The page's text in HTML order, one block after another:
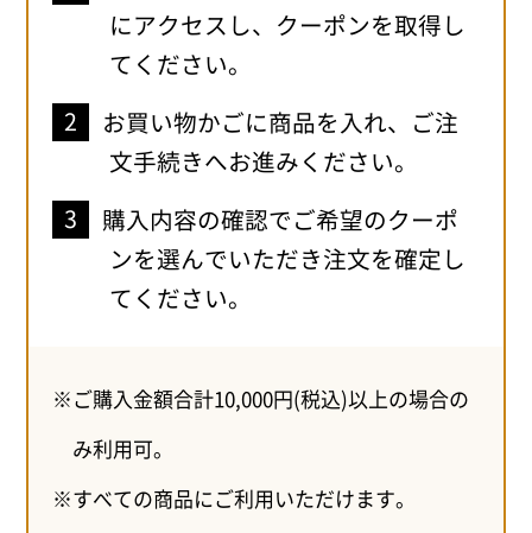
にアクセスし、クーポンを取得し
てください。
お買い物かごに商品を入れ、ご注
文手続きへお進みください。
購入内容の確認でご希望のクーポ
ンを選んでいただき注文を確定し
てください。
ご購入金額合計10,000円(税込)以上の場合の
み利用可。
すべての商品にご利用いただけます。